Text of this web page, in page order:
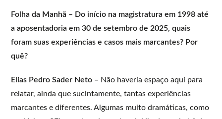
Folha da Manhã – Do início na magistratura em 1998 até
a aposentadoria em 30 de setembro de 2025, quais
foram suas experiências e casos mais marcantes? Por
quê?
Elias Pedro Sader Neto – Não haveria espaço aqui para
relatar, ainda que sucintamente, tantas experiências
marcantes e diferentes. Algumas muito dramáticas, como